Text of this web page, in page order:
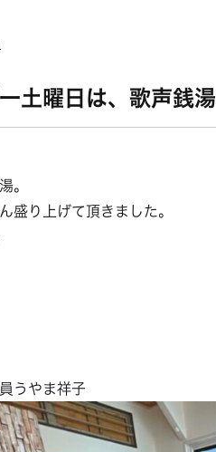
土曜日は、歌声銭湯
。
盛り上げて頂きました。
うやま祥子